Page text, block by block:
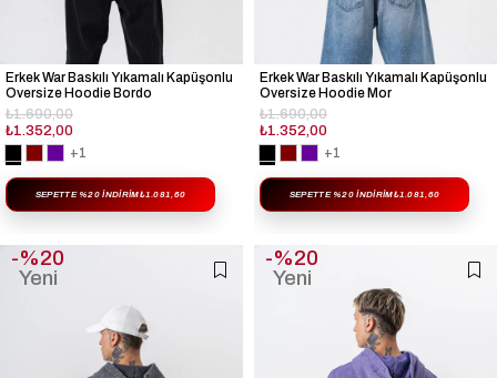
Erkek War Baskılı Yıkamalı Kapüşonlu
Oversize Hoodie Bordo
₺1.352,00
₺1.690,00
+1
SEPETTE %20 İNDIRIM₺1.081,60
Erkek War Baskılı Yıkamalı Kapüşonlu
Oversize Hoodie Mor
₺1.352,00
₺1.690,00
+1
SEPETTE %20 İNDIRIM₺1.081,60
%20
Yeni
%20
Yeni